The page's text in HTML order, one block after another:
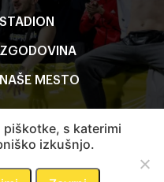
STADION
ZGODOVINA
NAŠE MESTO
obvestilo
s katerimi
izkušnjo.